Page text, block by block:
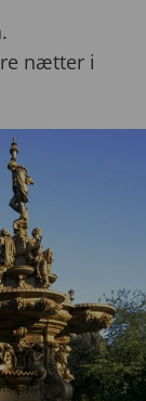
nætter i